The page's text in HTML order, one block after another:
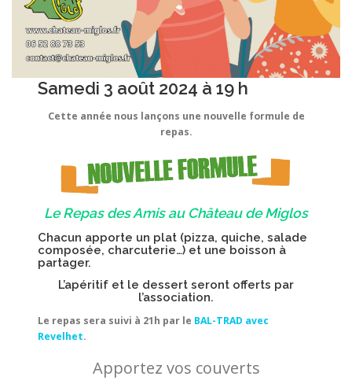
Samedi 3 août 2024 à 19 h
Cette année nous lançons une nouvelle formule de
repas.
Le Repas des Amis au Château de Miglos
Chacun apporte un plat (pizza, quiche, salade
composée, charcuterie…) et une boisson à
partager.
L’apéritif et le dessert seront offerts par
l’association.
Le repas sera suivi à 21h par le BAL-TRAD avec
Revelhet.
Apportez vos couverts